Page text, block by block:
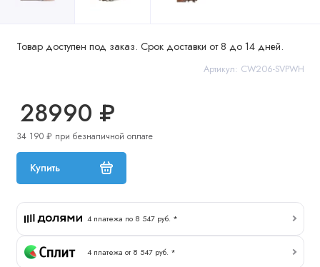
Товар доступен под заказ. Срок доставки от 8 до 14 дней.
Артикул: CW206-SVPWH
28990 ₽
34 190 ₽ при безналичной оплате
Купить
4 платежа по 8 547 руб. *
4 платежа от 8 547 руб. *